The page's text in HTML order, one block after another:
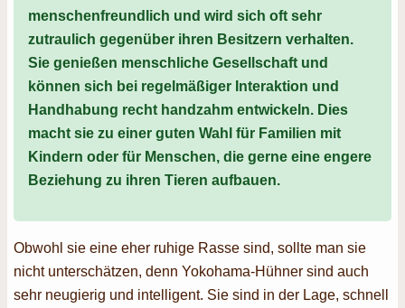
menschenfreundlich und wird sich oft sehr
zutraulich gegenüber ihren Besitzern verhalten.
Sie genießen menschliche Gesellschaft und
können sich bei regelmäßiger Interaktion und
Handhabung recht handzahm entwickeln. Dies
macht sie zu einer guten Wahl für Familien mit
Kindern oder für Menschen, die gerne eine engere
Beziehung zu ihren Tieren aufbauen.
Obwohl sie eine eher ruhige Rasse sind, sollte man sie
nicht unterschätzen, denn Yokohama-Hühner sind auch
sehr neugierig und intelligent. Sie sind in der Lage, schnell